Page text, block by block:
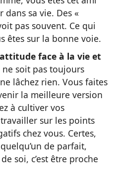
dans sa vie. Des «
pas souvent. Ce qui
êtes sur la bonne voie.
face à la vie et
ne soit pas toujours
lâchez rien. Vous faites
la meilleure version
à cultiver vos
sur les points
chez vous. Certes,
de parfait,
soi, c’est être proche